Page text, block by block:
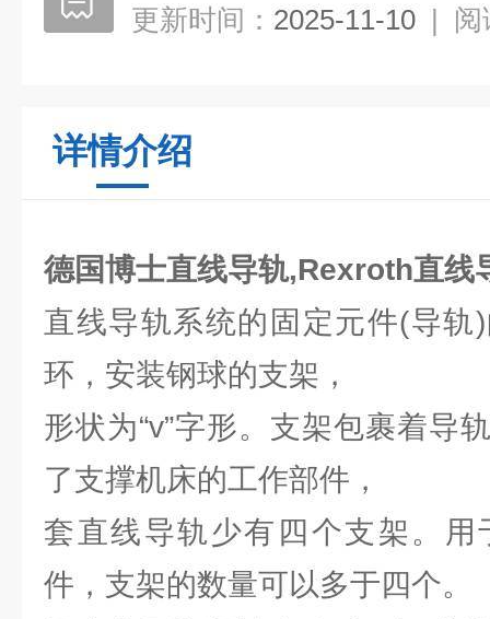
更新时间： 2025-11-10 | 阅
详情介绍
德国博士直线导轨,Rexroth直线
直线导轨系统的固定元件(导轨
环，安装钢球的支架，
形状为“v”字形。支架包裹着导
了支撑机床的工作部件，
套直线导轨少有四个支架。
件，支架的数量可以多于四个。